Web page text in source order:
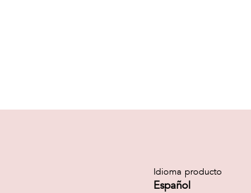
Idioma producto
Español